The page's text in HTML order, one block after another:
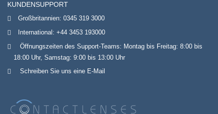
KUNDENSUPPORT
Großbritannien: 0345 319 3000
International: +44 3453 193000
Öffnungszeiten des Support-Teams: Montag bis Freitag: 8:00 bis
18:00 Uhr, Samstag: 9:00 bis 13:00 Uhr
Schreiben Sie uns eine E-Mail